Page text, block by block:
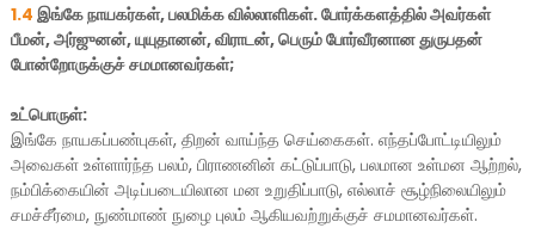
1.4 இங்கே நாயகர்கள், பலமிக்க வில்லாளிகள். போர்க்களத்தில் அவர்கள்
பீமன், அர்ஜுனன், யுயுதானன், விராடன், பெரும் போர்வீரனான துருபதன்
போன்றோருக்குச் சமமானவர்கள்;
உட்பொருள்:
இங்கே நாயகப்பண்புகள், திறன் வாய்ந்த செய்கைகள். எந்தப்போட்டியிலும்
அவைகள் உள்ளார்ந்த பலம், பிராணனின் கட்டுப்பாடு, பலமான உள்மன ஆற்றல்,
நம்பிக்கையின் அடிப்படையிலான மன உறுதிப்பாடு, எல்லாச் சூழ்நிலையிலும்
சமச்சீர்மை, நுண்மாண் நுழை புலம் ஆகியவற்றுக்குச் சமமானவர்கள்.